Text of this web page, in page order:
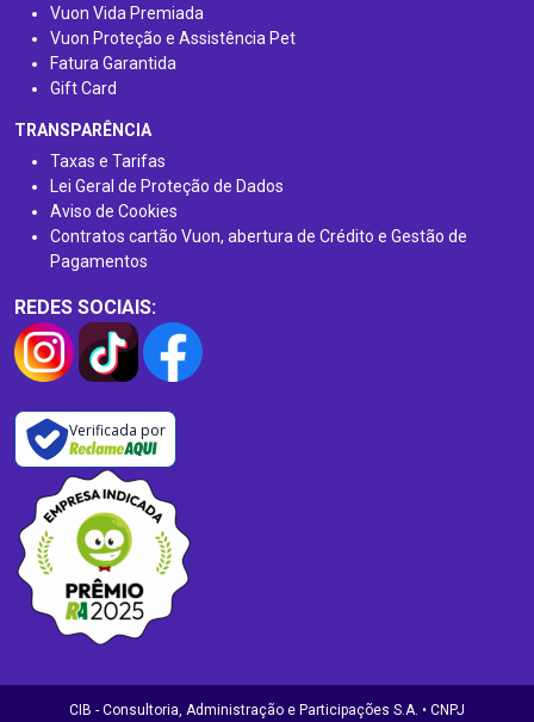
Vuon Vida Premiada
Vuon Proteção e Assistência Pet
Fatura Garantida
Gift Card
TRANSPARÊNCIA
Taxas e Tarifas
Lei Geral de Proteção de Dados
Aviso de Cookies
Contratos cartão Vuon, abertura de Crédito e Gestão de
Pagamentos
REDES SOCIAIS:
Verificada por
CIB - Consultoria, Administração e Participações S.A. • CNPJ